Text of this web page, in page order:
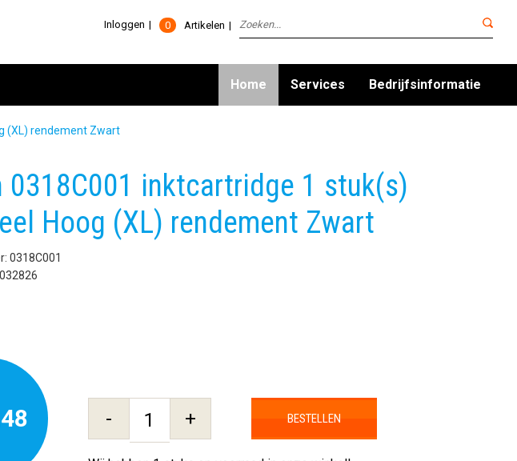
0 Artikelen
Inloggen
Home Services Bedrijfsinformatie
(XL) rendement Zwart
0318C001 inktcartridge 1 stuk(s)
Hoog (XL) rendement Zwart
0318C001
- + BESTELLEN